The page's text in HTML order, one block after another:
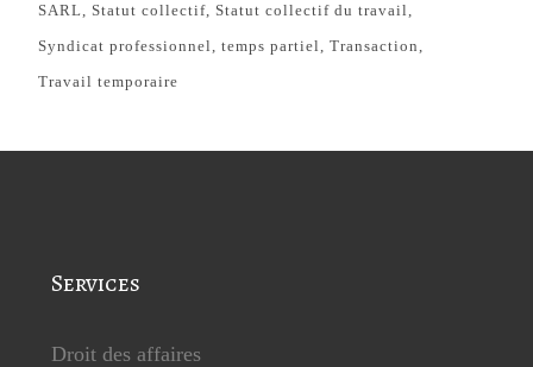
SARL Statut collectif Statut collectif du travail
Syndicat professionnel temps partiel Transaction
Travail temporaire
Services
Droit des affaires